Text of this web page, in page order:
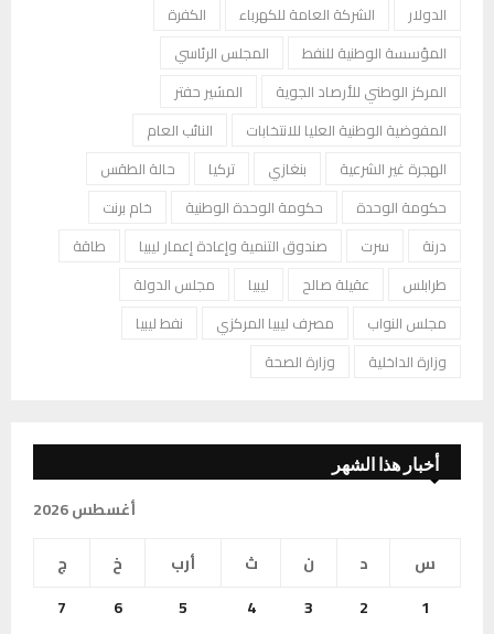
الدولار
الشركة العامة للكهرباء
الكفرة
المؤسسة الوطنية للنفط
المجلس الرئاسي
المركز الوطني للأرصاد الجوية
المشير حفتر
المفوضية الوطنية العليا للانتخابات
النائب العام
الهجرة غير الشرعية
بنغازي تركيا
حالة الطقس
حكومة الوحدة
حكومة الوحدة الوطنية
خام برنت
درنة
سرت صندوق التنمية وإعادة إعمار ليبيا
طاقة
طرابلس
عقيلة صالح ليبيا
مجلس الدولة
مجلس النواب
مصرف ليبيا المركزي
نفط ليبيا
وزارة الداخلية
وزارة الصحة
أخبار هذا الشهر
أغسطس 2026
س
د ن ث أرب خ
ج
1
2
3
4
5
6
7